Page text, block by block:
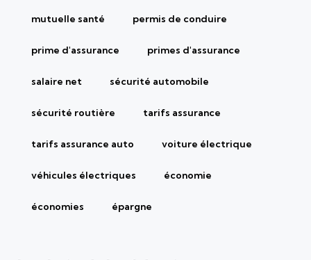
mutuelle santé permis de conduire
prime d'assurance primes d'assurance
salaire net sécurité automobile
sécurité routière tarifs assurance
tarifs assurance auto voiture électrique
véhicules électriques économie
économies épargne